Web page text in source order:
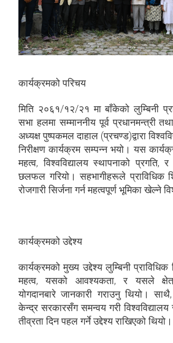
कार्यक्रमको परिचय
मिति २०६१/१२/२१ मा बाँकेको लुम्बिनी
सभा हलमा सम्माननीय पूर्व प्रधानमन्त्री तथा
अध्यक्ष पुष्पकमल दाहाल (प्रचण्ड)द्वारा
निरीक्षण कार्यक्रम सम्पन्न भयो। यस
महत्व, विश्वविद्यालय स्थापनाको प्रगति,
छलफल गरियो। सहभागीहरूले प्राविधिक
रोजगारी सिर्जना गर्न महत्वपूर्ण भूमिका खेल्ने
कार्यक्रमको उद्देश्य
कार्यक्रमको मुख्य उद्देश्य लुम्बिनी प्राविधिक
महत्व, यसको आवश्यकता, र यसले
योगदानबारे जानकारी गराउनु थियो।
केन्द्र सरकारसँग समन्वय गरी विश्वविद्यालय
तीव्रता दिन पहल गर्ने उद्देश्य राखिएको थियो।